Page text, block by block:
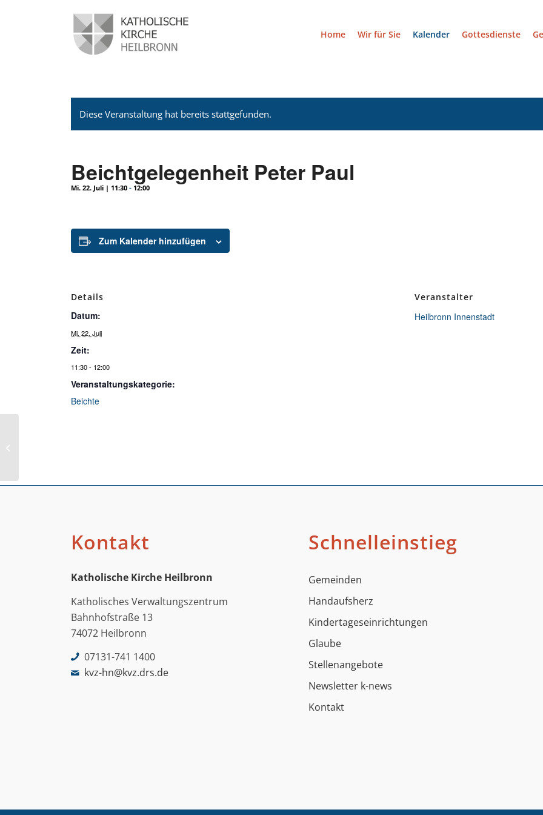
Home Wir für Sie Kalender Gottesdienste
Diese Veranstaltung hat bereits stattgefunden.
Beichtgelegenheit Peter Paul
Mi. 22. Juli | 11:30 - 12:00
Zum Kalender hinzufügen
Details
Datum:
Mi. 22. Juli
Zeit:
11:30 - 12:00
Veranstaltungskategorie:
Beichte
Veranstalter
Heilbronn Innenstadt
Kontakt
Katholische Kirche Heilbronn
Katholisches Verwaltungszentrum
Bahnhofstraße 13
74072 Heilbronn
07131-741 1400
kvz-hn@kvz.drs.de
Schnelleinstieg
Gemeinden
Handaufsherz
Kindertageseinrichtungen
Glaube
Stellenangebote
Newsletter k-news
Kontakt